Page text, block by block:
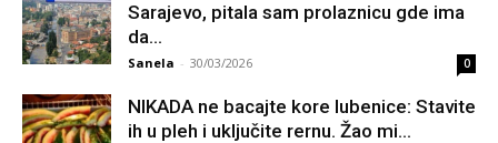
Sarajevo, pitala sam prolaznicu gde ima
da...
Sanela - 30/03/2026 0
NIKADA ne bacajte kore lubenice: Stavite
ih u pleh i uključite rernu. Žao mi...